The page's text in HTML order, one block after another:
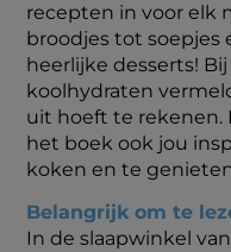
recepten in voor elk
broodjes tot soepjes
heerlijke desserts!
koolhydraten
uit hoeft te rekenen.
het boek ook jou
koken en te
Belangrijk om te
In de slaapwinkel